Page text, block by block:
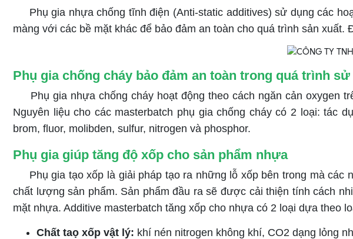
Phụ gia nhựa chống tĩnh điện (Anti-static additives) sử dụng các
màng với các bề mặt khác để bảo đảm an toàn cho quá trình sản
Phụ gia chống cháy bảo đảm an toàn trong quá trình
Phụ gia nhựa chống cháy hoạt động theo cách ngăn cản oxygen
Nguyên liệu cho các masterbatch phụ gia chống cháy có 2 loại: tác
brom, fluor, molibden, sulfur, nitrogen và phosphor.
Phụ gia giúp tăng độ xốp cho sản phẩm nhựa
Phụ gia tạo xốp là giải pháp tạo ra những lỗ xốp bên trong mà
chất lượng sản phẩm. Sản phẩm đầu ra sẽ được cải thiện tính cách
mặt nhựa. Additive masterbatch tăng xốp cho nhựa có 2 loại dựa theo
Chất taọ xốp vật lý: khí nén nitrogen không khí, CO2 dạng lỏng